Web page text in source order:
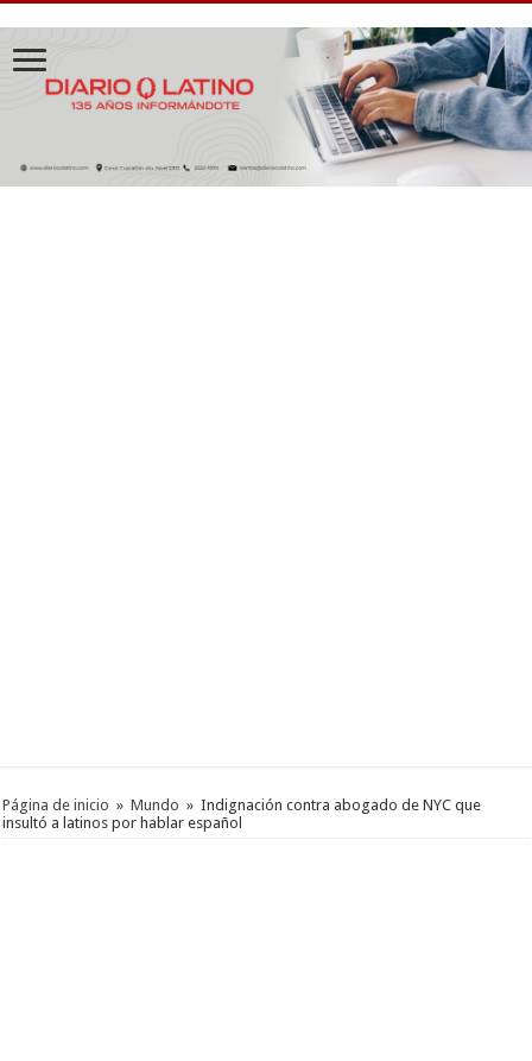
Página de inicio » Mundo » Indignación contra abogado de NYC que
insultó a latinos por hablar español